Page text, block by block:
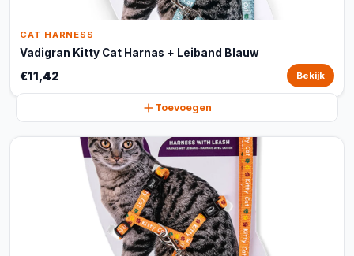
CAT HARNESS
Vadigran Kitty Cat Harnas + Leiband Blauw
€11,42 Bekijk
Toevoegen